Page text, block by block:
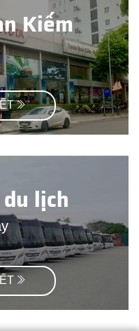
Kiếm
lịch